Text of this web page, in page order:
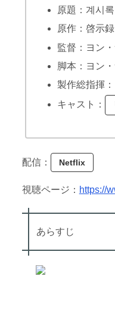
原題：계시록
原作：啓示録
監督：ヨン
脚本：ヨン
製作総指揮
キャスト：
配信： Netflix
視聴ページ： https://
あらすじ